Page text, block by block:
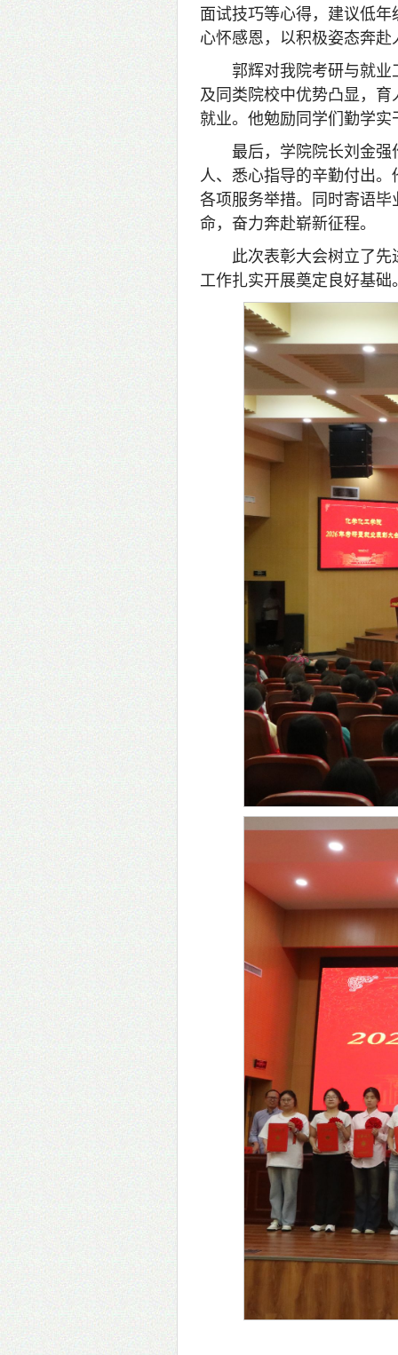
面试技巧等心得，建议低
心怀感恩，以积极姿态奔赴
郭辉对我院考研与就
及同类院校中优势凸显，
就业。他勉励同学们勤学
最后，学院院长刘金
人、悉心指导的辛勤付出
各项服务举措。同时寄语
命，奋力奔赴崭新征程。
此次表彰大会树立了
工作扎实开展奠定良好基础